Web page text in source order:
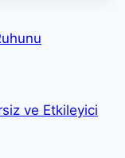
ve Etkileyici